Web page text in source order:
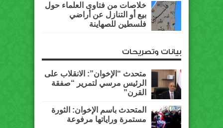
خلاصات من فتاوى العلماء حول
بيع أو التنازل عن أراضي
فلسطين للصهاينة
بيانات وتصريحات
متحدث “الإخوان”: الانقلاب على
الرئيس مرسي لتمرير “صفقة
القرن”
المتحدث باسم الإخوان: الثورة
مستمرة وراياتها مرفوعة